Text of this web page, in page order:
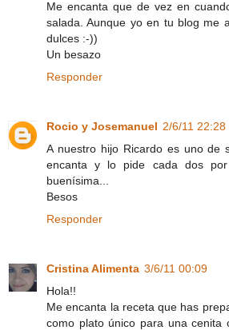
Me encanta que de vez en
salada. Aunque yo en tu blog me
dulces :-))
Un besazo
Responder
Rocio y Josemanuel 2/6/11 22:28
A nuestro hijo Ricardo es uno de
encanta y lo pide cada dos por
buenísima...
Besos
Responder
Cristina Alimenta 3/6/11 00:09
Hola!!
Me encanta la receta que has
como plato único para una cenita